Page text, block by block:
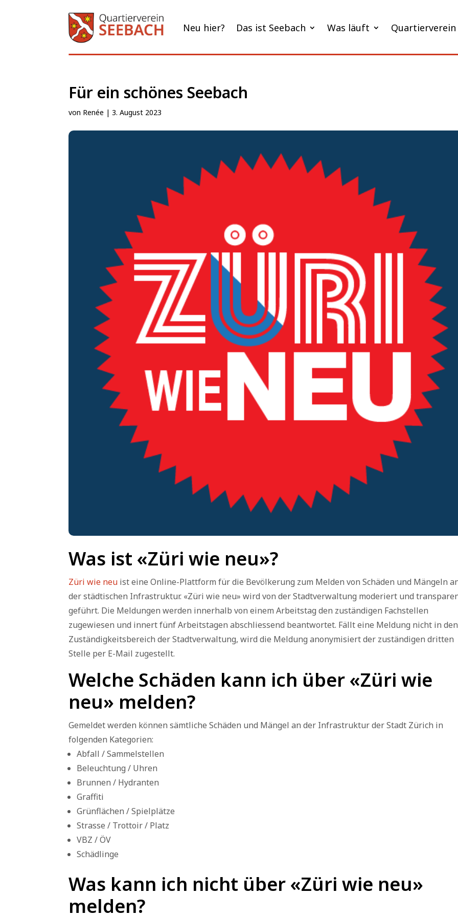
Neu hier? Das ist Seebach Was läuft Quartierverein
Für ein schönes Seebach
von Renée |3. August 2023
Was ist «Züri wie neu»?
Züri wie neu ist eine Online-Plattform für die Bevölkerung zum Melden von Schäden und Mängeln
der städtischen Infrastruktur. «Züri wie neu» wird von der Stadtverwaltung moderiert und
geführt. Die Meldungen werden innerhalb von einem Arbeitstag den zuständigen Fachstellen
zugewiesen und innert fünf Arbeitstagen abschliessend beantwortet. Fällt eine Meldung nicht in den
Zuständigkeitsbereich der Stadtverwaltung, wird die Meldung anonymisiert der zuständigen dritten
Stelle per E-Mail zugestellt.
Welche Schäden kann ich über «Züri wie
neu» melden?
Gemeldet werden können sämtliche Schäden und Mängel an der Infrastruktur der Stadt Zürich in
folgenden Kategorien:
Abfall / Sammelstellen
Beleuchtung / Uhren
Brunnen / Hydranten
Graffiti
Grünflächen / Spielplätze
Strasse / Trottoir / Platz
VBZ / ÖV
Schädlinge
Was kann ich nicht über «Züri wie neu»
melden?